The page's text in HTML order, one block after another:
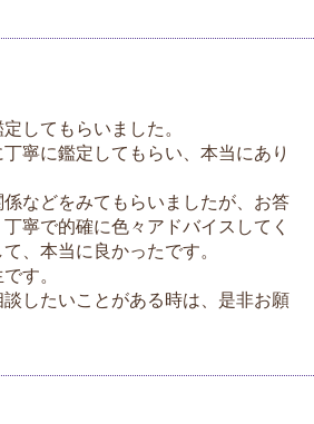
してもらいました。
寧に鑑定してもらい、本当にあり
などをみてもらいましたが、お答
寧で的確に色々アドバイスしてく
、本当に良かったです。
す。
したいことがある時は、是非お願